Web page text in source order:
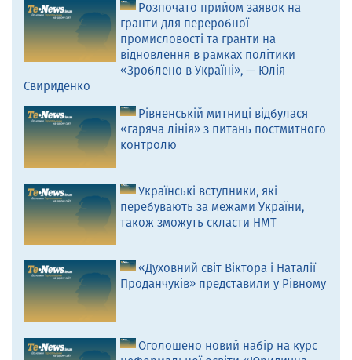
Розпочато прийом заявок на
гранти для переробної
промисловості та гранти на
відновлення в рамках політики
«Зроблено в Україні», — Юлія
Свириденко
Рівненській митниці відбулася
«гаряча лінія» з питань постмитного
контролю
Українські вступники, які
перебувають за межами України,
також зможуть скласти НМТ
«Духовний світ Віктора і Наталії
Проданчуків» представили у Рівному
Оголошено новий набір на курс